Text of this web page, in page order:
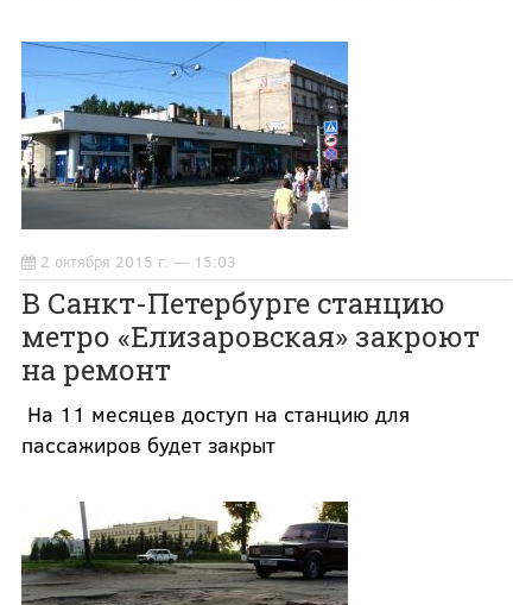
2 октября 2015 г. — 15:03
В Санкт-Петербурге станцию
метро «Елизаровская» закроют
на ремонт
На 11 месяцев доступ на станцию для
пассажиров будет закрыт